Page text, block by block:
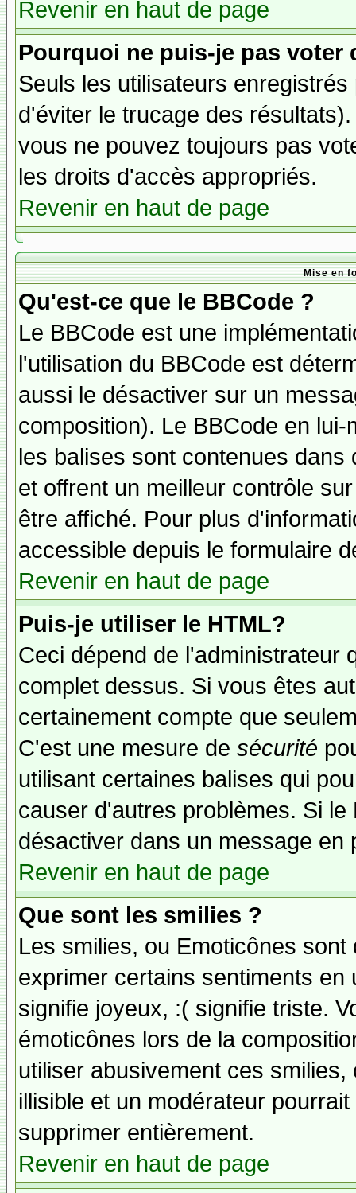
Revenir en haut de page
Pourquoi ne puis-je pas voter
Seuls les utilisateurs
d'éviter le trucage des
vous ne pouvez toujours pas
les droits d'accès appropriés.
Revenir en haut de page
Mise en
Qu'est-ce que le BBCode ?
Le BBCode est une
l'utilisation du BBCode est
aussi le désactiver sur un
composition). Le BBCode en
les balises sont contenues
et offrent un meilleur contrôle
être affiché. Pour plus
accessible depuis le formulaire
Revenir en haut de page
Puis-je utiliser le HTML?
Ceci dépend de l'administrateur
complet dessus. Si vous êtes
certainement compte que
C'est une mesure de sécurité
utilisant certaines balises qui
causer d'autres problèmes. Si
désactiver dans un message
Revenir en haut de page
Que sont les smilies ?
Les smilies, ou Emoticônes
exprimer certains sentiments
signifie joyeux, :( signifie triste.
émoticônes lors de la
utiliser abusivement ces
illisible et un modérateur
supprimer entièrement.
Revenir en haut de page